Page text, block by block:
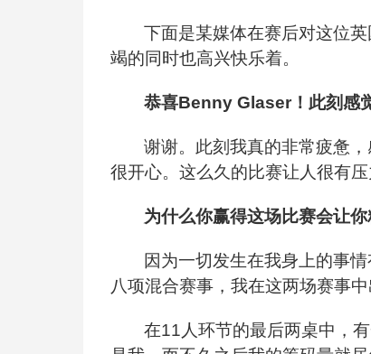
下面是某媒体在赛后对这位
竭的同时也高兴快乐着。
恭喜Benny Glaser！此刻感
谢谢。此刻我真的非常疲惫
很开心。这么久的比赛让人很有
为什么你赢得这场比赛会让你
因为一切发生在我身上的事
八项混合赛事，我在这两场赛事
在11人环节的最后两桌中，